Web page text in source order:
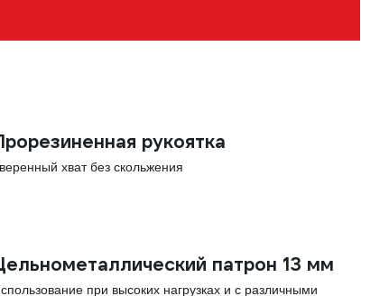
рукоятка
хват без скольжения
патрон 13 мм
при высоких нагрузках и с различными